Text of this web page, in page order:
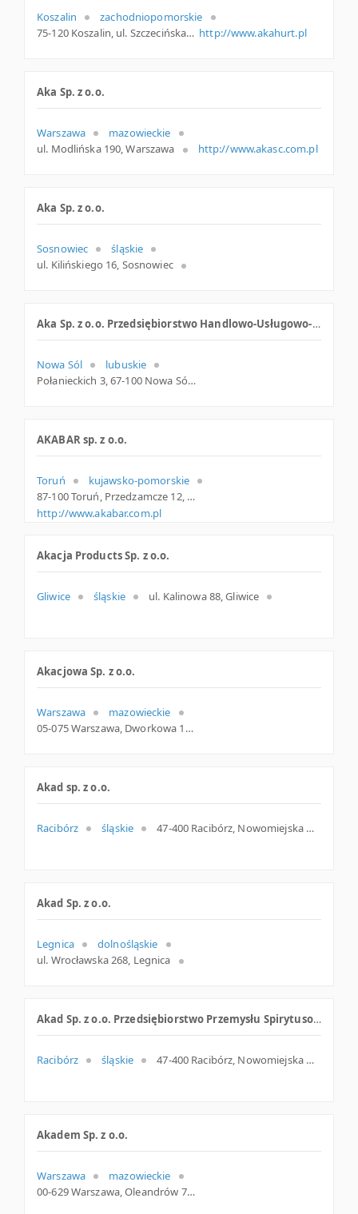
Koszalin
zachodniopomorskie
75-120 Koszalin, ul. Szczecińska 3, zachodniopomorskie http://www.akahurt.pl
Aka Sp. z o.o.
Warszawa
mazowieckie
ul. Modlińska 190, Warszawa
http://www.akasc.com.pl
Aka Sp. z o.o.
Sosnowiec
śląskie
ul. Kilińskiego 16, Sosnowiec
Aka Sp. z o.o. Przedsiębiorstwo Handlowo-Usługowo-Produkcyjne
Nowa Sól
lubuskie
Połanieckich 3, 67-100 Nowa Sól
AKABAR sp. z o.o.
Toruń
kujawsko-pomorskie
87-100 Toruń, Przedzamcze 12, kujawsko-pomorskie
http://www.akabar.com.pl
Akacja Products Sp. z o.o.
Gliwice śląskie ul. Kalinowa 88, Gliwice
Akacjowa Sp. z o.o.
Warszawa
mazowieckie
05-075 Warszawa, Dworkowa 13 lok. 11, woj. Mazowieckie, pow. Warszawa, gm. Warszawa
Akad sp. z o.o.
Racibórz śląskie 47-400 Racibórz, Nowomiejska 12 lok.20, śląskie
Akad Sp. z o.o.
Legnica
dolnośląskie
ul. Wrocławska 268, Legnica
Akad Sp. z o.o. Przedsiębiorstwo Przemysłu Spirytusowego
Racibórz śląskie 47-400 Racibórz, Nowomiejska 12 lok. 20, woj. Śląskie, pow. Raciborski, gm. Racibórz
Akadem Sp. z o.o.
Warszawa
mazowieckie
00-629 Warszawa, Oleandrów 7 lok. 12, woj. Mazowieckie, pow. Warszawa, gm. Warszawa